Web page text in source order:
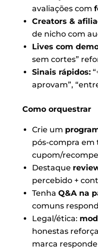
avaliações com
Creators &
de nicho com
Lives com
sem cortes”
Sinais rápidos:
aprovam”,
Como orquestrar
Crie um
pós-compra em
cupom/
Destaque
percebido +
Tenha Q&A na
comuns
Legal/ética:
honestas
marca